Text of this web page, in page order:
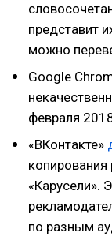
представит
можно
Google
февраля
«ВКонтакте»
«Карусели».
по разным